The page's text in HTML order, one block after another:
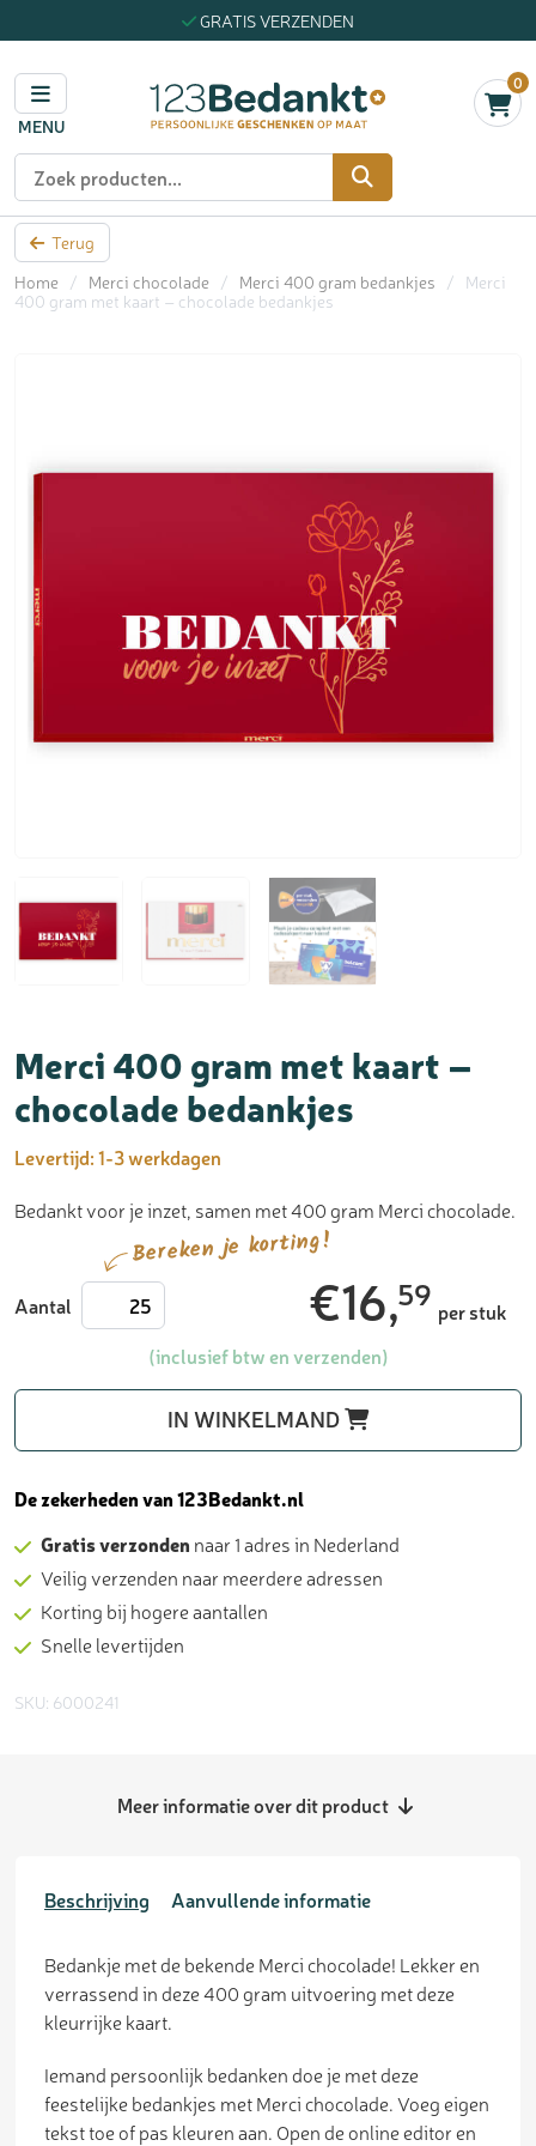
GRATIS VERZENDEN
MENU
0
Zoeken
Terug
Home
/ Merci chocolade / Merci 400 gram bedankjes /
Merci
400 gram met kaart – chocolade bedankjes
Merci 400 gram met kaart –
chocolade bedankjes
Levertijd:1-3 werkdagen
Bedankt voor je inzet, samen met 400 gram Merci chocolade.
Bereken je korting!
Aantal Merci
400
bedankjes
€16,59 per stuk
(inclusief btw en verzenden)
IN WINKELMAND
De zekerheden van 123Bedankt.nl
Gratis verzonden naar 1 adres in Nederland
Veilig verzenden naar meerdere adressen
Korting bij hogere aantallen
Snelle levertijden
SKU: 6000241
Meer informatie over dit product
Beschrijving Aanvullende informatie
Bedankje met de bekende Merci chocolade! Lekker en
verrassend in deze 400 gram uitvoering met deze
kleurrijke kaart.
Iemand persoonlijk bedanken doe je met deze
feestelijke bedankjes met Merci chocolade. Voeg eigen
tekst toe of pas kleuren aan. Open de online editor en